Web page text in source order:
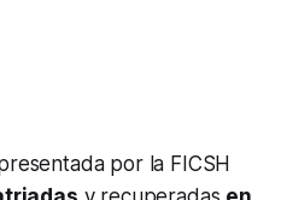
por la FICSH